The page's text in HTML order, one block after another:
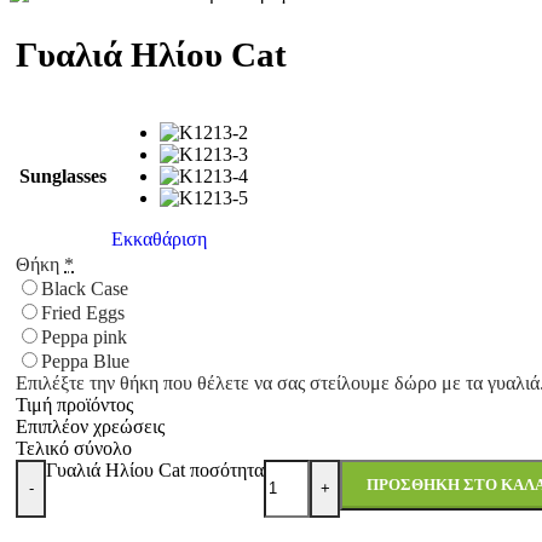
Γυαλιά Ηλίου Cat
Sunglasses
Εκκαθάριση
Θήκη *
Black Case
Fried Eggs
Peppa pink
Peppa Blue
Επιλέξτε την θήκη που θέλετε να σας στείλουμε δώρο με τα
Τιμή προϊόντος
Επιπλέον χρεώσεις
Τελικό σύνολο
-
Γυαλιά Ηλίου Cat ποσότητα
+ ΠΡΟΣΘΉΚΗ ΣΤΟ